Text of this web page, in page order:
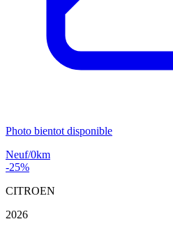
Photo bientot disponible
Neuf/0km
-25%
CITROEN
2026